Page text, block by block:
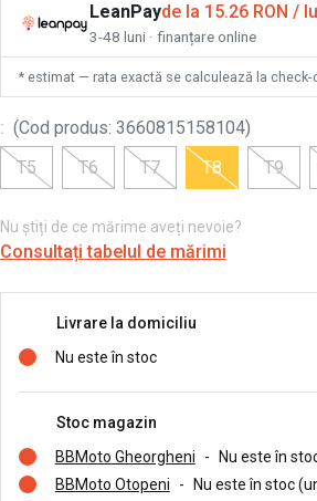
LeanPayde la 15.26 RON /
3-48 luni · finanțare online
* estimat — rata exactă se calculează la check-
: (Cod produs: 3660815158104)
T5
T6 T7 T8 T9
Nu știți de ce mărime aveți nevoie?
Consultați tabelul de mărimi
Livrare la domiciliu
Nu este în stoc
Stoc magazin
BBMoto Gheorgheni
-
Nu este în
BBMoto Otopeni
-
Nu este în stoc